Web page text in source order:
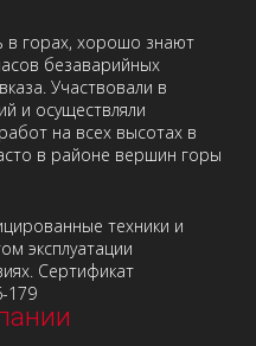
в горах, хорошо знают
безаварийных
Участвовали в
и осуществляли
на всех высотах в
в районе вершин горы
техники и
эксплуатации
Сертификат
179